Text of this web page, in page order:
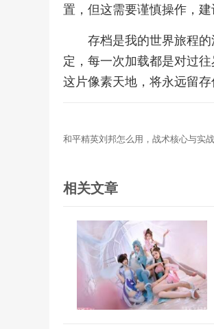
置，但这需要谨慎操作，建
存档是我的世界旅程
定，每一次加载都是对过
这片像素天地，将永远留存
和平精英刘邦怎么用，战术核心与实
相关文章